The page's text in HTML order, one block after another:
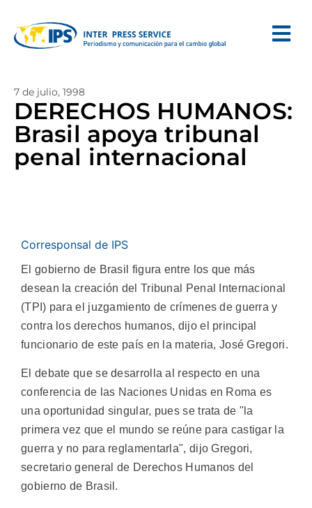
7 de julio, 1998
DERECHOS HUMANOS:
Brasil apoya tribunal
penal internacional
Corresponsal de IPS
El gobierno de Brasil figura entre los que más
desean la creación del Tribunal Penal Internacional
(TPI) para el juzgamiento de crímenes de guerra y
contra los derechos humanos, dijo el principal
funcionario de este país en la materia, José Gregori.
El debate que se desarrolla al respecto en una
conferencia de las Naciones Unidas en Roma es
una oportunidad singular, pues se trata de "la
primera vez que el mundo se reúne para castigar la
guerra y no para reglamentarla", dijo Gregori,
secretario general de Derechos Humanos del
gobierno de Brasil.